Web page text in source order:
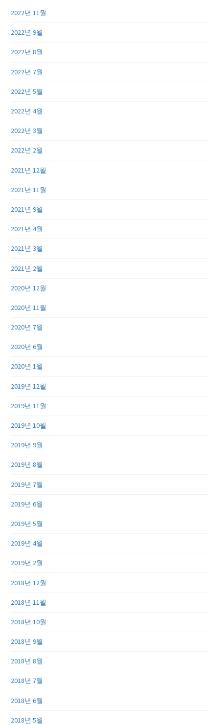
2022년 11월
2022년 9월
2022년 8월
2022년 7월
2022년 5월
2022년 4월
2022년 3월
2022년 2월
2021년 12월
2021년 11월
2021년 9월
2021년 4월
2021년 3월
2021년 2월
2020년 12월
2020년 11월
2020년 7월
2020년 6월
2020년 1월
2019년 12월
2019년 11월
2019년 10월
2019년 9월
2019년 8월
2019년 7월
2019년 6월
2019년 5월
2019년 4월
2019년 2월
2018년 12월
2018년 11월
2018년 10월
2018년 9월
2018년 8월
2018년 7월
2018년 6월
2018년 5월